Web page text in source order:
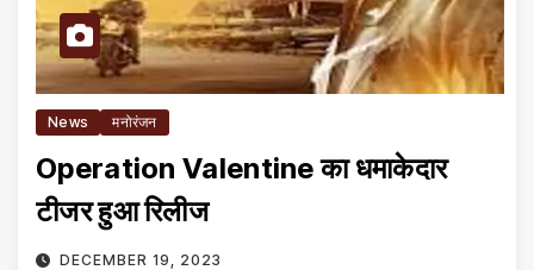
News मनोरंजन
Operation Valentine का धमाकेदार
टीजर हुआ रिलीज
DECEMBER 19, 2023